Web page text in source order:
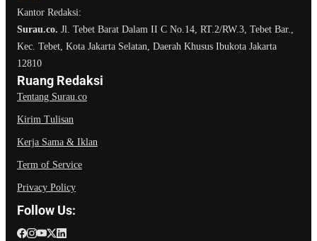
Kantor Redaksi:
Surau.co. Jl. Tebet Barat Dalam II C No.14, RT.2/RW.3, Tebet Bar.,
Kec. Tebet, Kota Jakarta Selatan, Daerah Khusus Ibukota Jakarta
12810
Ruang Redaksi
Tentang Surau.co
Kirim Tulisan
Kerja Sama & Iklan
Term of Service
Privacy Policy
Follow Us: